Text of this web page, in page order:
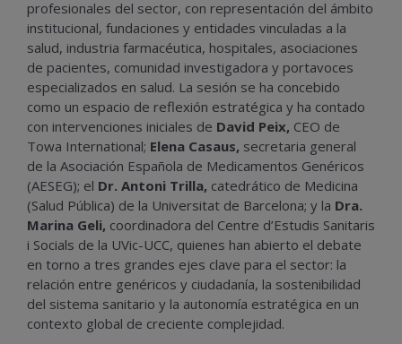
profesionales del sector, con representación del ámbito
institucional, fundaciones y entidades vinculadas a la
salud, industria farmacéutica, hospitales, asociaciones
de pacientes, comunidad investigadora y portavoces
especializados en salud. La sesión se ha concebido
como un espacio de reflexión estratégica y ha contado
con intervenciones iniciales de David Peix, CEO de
Towa International; Elena Casaus, secretaria general
de la Asociación Española de Medicamentos Genéricos
(AESEG); el Dr. Antoni Trilla, catedrático de Medicina
(Salud Pública) de la Universitat de Barcelona; y la Dra.
Marina Geli, coordinadora del Centre d’Estudis Sanitaris
i Socials de la UVic-UCC, quienes han abierto el debate
en torno a tres grandes ejes clave para el sector: la
relación entre genéricos y ciudadanía, la sostenibilidad
del sistema sanitario y la autonomía estratégica en un
contexto global de creciente complejidad.